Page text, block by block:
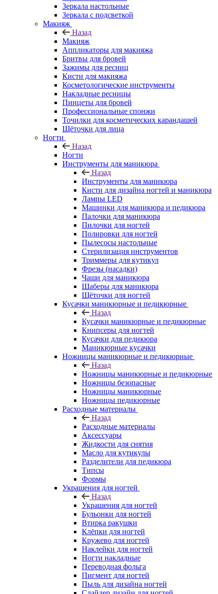
Зеркала настольные
Зеркала с подсветкой
Макияж
Назад
Макияж
Аппликаторы для макияжа
Бритвы для бровей
Зажимы для ресниц
Кисти для макияжа
Косметологические инструменты
Накладные ресницы
Пинцеты для бровей
Профессиональные спонжи
Точилки для косметических карандашей
Щёточки для лица
Ногти
Назад
Ногти
Инструменты для маникюра
Назад
Инструменты для маникюра
Кисти для дизайна ногтей и маникюра
Лампы LED
Машинки для маникюра и педикюра
Палочки для маникюра
Пилочки для ногтей
Полировки для ногтей
Пылесосы настольные
Стерилизация инструментов
Триммеры для кутикул
Фрезы (насадки)
Чаши для маникюра
Шаберы для маникюра
Щёточки для ногтей
Кусачки маникюрные и педикюрные
Назад
Кусачки маникюрные и педикюрные
Книпсеры для ногтей
Кусачки для педикюра
Маникюрные кусачки
Ножницы маникюрные и педикюрные
Назад
Ножницы маникюрные и педикюрные
Ножницы безопасные
Ножницы маникюрные
Ножницы педикюрные
Расходные материалы
Назад
Расходные материалы
Аксессуары
Жидкости для снятия
Масло для кутикулы
Разделители для педикюра
Типсы
Формы
Украшения для ногтей
Назад
Украшения для ногтей
Бульонки для ногтей
Втирка ракушки
Клёпки для ногтей
Кружево для ногтей
Наклейки для ногтей
Ногти накладные
Переводная фольга
Пигмент для ногтей
Пыль для дизайна ногтей